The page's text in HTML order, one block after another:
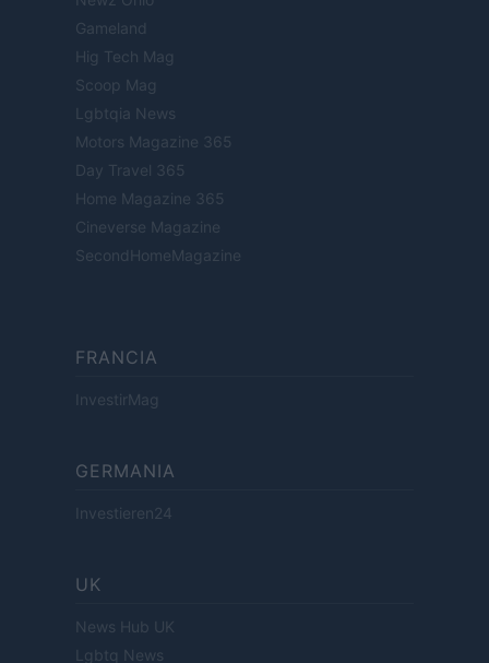
Gameland
Hig Tech Mag
Scoop Mag
Lgbtqia News
Motors Magazine 365
Day Travel 365
Home Magazine 365
Cineverse Magazine
SecondHomeMagazine
FRANCIA
InvestirMag
GERMANIA
Investieren24
UK
News Hub UK
Lgbtq News